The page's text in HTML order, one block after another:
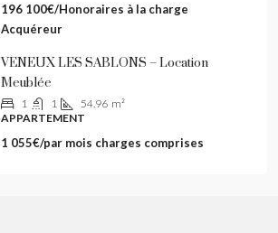
196 100€/Honoraires à la charge
Acquéreur
VENEUX LES SABLONS – Location
Meublée
1 1 54.96 m²
APPARTEMENT
1 055€/par mois charges comprises